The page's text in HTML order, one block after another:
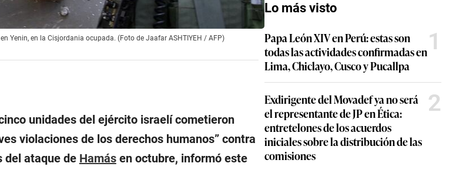
Yenin, en la Cisjordania ocupada. (Foto de Jaafar ASHTIYEH / AFP)
unidades del ejército israelí cometieron
violaciones de los derechos humanos” contra
del ataque de Hamásen octubre, informó este
Lo más visto
Papa León XIV en Perú: estas son
todas las actividades confirmadas en
Lima, Chiclayo, Cusco y Pucallpa
1
Exdirigente del Movadef ya no será
el representante de JP en Ética:
entretelones de los acuerdos
iniciales sobre la distribución de las
comisiones
2